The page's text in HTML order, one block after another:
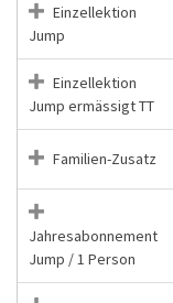
Einzellektion
Jump
Einzellektion
Jump ermässigt TT
Familien-Zusatz
Jahresabonnement
Jump / 1 Person